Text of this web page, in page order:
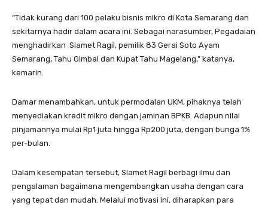
“Tidak kurang dari 100 pelaku bisnis mikro di Kota Semarang dan
sekitarnya hadir dalam acara ini. Sebagai narasumber, Pegadaian
menghadirkan Slamet Ragil, pemilik 83 Gerai Soto Ayam
Semarang, Tahu Gimbal dan Kupat Tahu Magelang,” katanya,
kemarin.
Damar menambahkan, untuk permodalan UKM, pihaknya telah
menyediakan kredit mikro dengan jaminan BPKB. Adapun nilai
pinjamannya mulai Rp1 juta hingga Rp200 juta, dengan bunga 1%
per-bulan.
Dalam kesempatan tersebut, Slamet Ragil berbagi ilmu dan
pengalaman bagaimana mengembangkan usaha dengan cara
yang tepat dan mudah. Melalui motivasi ini, diharapkan para